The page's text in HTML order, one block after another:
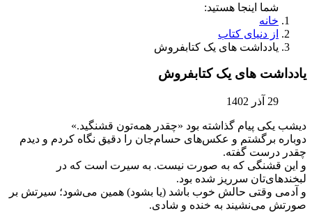
شما اینجا هستید:
خانه
از دنیای کتاب
یادداشت های یک کتابفروش
یادداشت های یک کتابفروش
29 آذر 1402
دیشب یکی پیام گذاشته بود «چقدر همه‌تون قشنگید.»
دوباره برگشتم و عکس‌های حسام‌جان را دقیق نگاه کردم و دیدم
چقدر درست گفته.
و این قشنگی که به صورت نیست. به سیرت است که در
لبخندهای‌تان سرریز شده بود.
و آدمی وقتی حالش خوب باشد (یا بشود) همین می‌شود؛ سیرتش بر
صورتش می‌نشیند به خنده و شادی.